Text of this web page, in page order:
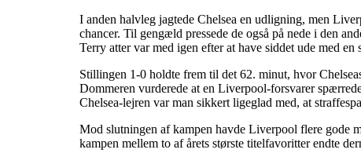
I anden halvleg jagtede Chelsea en udligning, men
chancer. Til gengæld pressede de også på nede i den
Terry atter var med igen efter at have siddet ude med en
Stillingen 1-0 holdte frem til det 62. minut, hvor
Dommeren vurderede at en Liverpool-forsvarer
Chelsea-lejren var man sikkert ligeglad med, at
Mod slutningen af kampen havde Liverpool flere gode
kampen mellem to af årets største titelfavoritter endte